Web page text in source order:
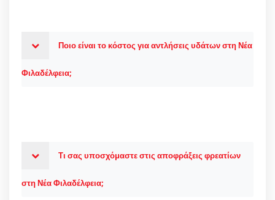
Ποιο είναι το κόστος για αντλήσεις υδάτων στη Νέα
Φιλαδέλφεια;
Τι σας υποσχόμαστε στις αποφράξεις φρεατίων
στη Νέα Φιλαδέλφεια;